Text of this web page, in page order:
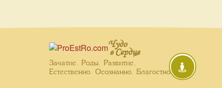
Чудо
в Сердце
Зачатие. Роды. Развитие.
Естественно. Осознанно. Благостно.